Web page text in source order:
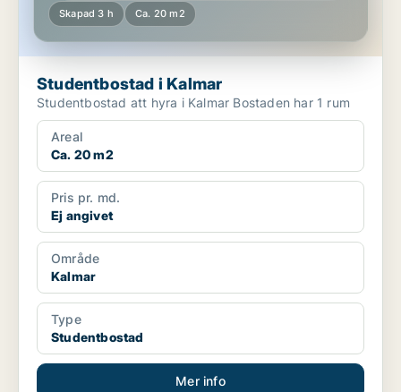
Skapad 3 h Ca. 20 m2
Studentbostad i Kalmar
Studentbostad att hyra i Kalmar Bostaden har 1 rum
Areal
Ca. 20 m2
Pris pr. md.
Ej angivet
Område
Kalmar
Type
Studentbostad
Mer info